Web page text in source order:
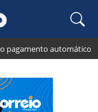
automático da